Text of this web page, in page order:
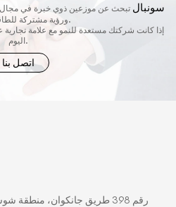
سونبال تبحث عن موزعين ذوي خبرة في مجال
ورؤية مشتركة للطاقة النظيفة.
إذا كانت شركتك مستعدة للنمو مع علامة تجارية
اليوم.
اتصل بنا
رقم 398 طريق جانكوان، منطقة شوشان، مدينة خفي، مقاطعة آنهوي